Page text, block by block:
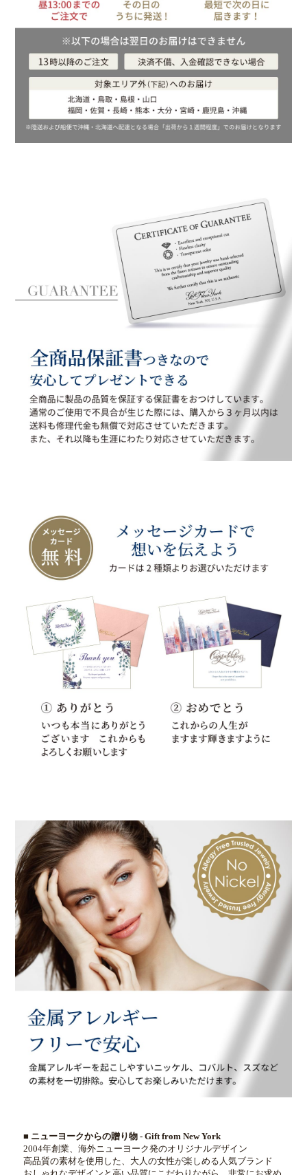
■ ニューヨークからの贈り物 - Gift from New York
2004年創業、海外ニューヨーク発のオリジナルデザイン
高品質の素材を使用した、大人の女性が楽しめる人気ブランド